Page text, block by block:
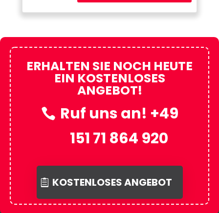
ERHALTEN SIE NOCH HEUTE
EIN KOSTENLOSES
ANGEBOT!
Ruf uns an! +49
151 71 864 920
KOSTENLOSES ANGEBOT